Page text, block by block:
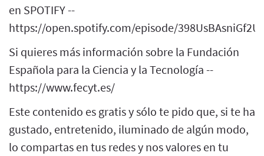
en SPOTIFY --
https://open.spotify.com/episode/
Si quieres más información sobre la Fundación
Española para la Ciencia y la Tecnología --
https://www.fecyt.es/
Este contenido es gratis y sólo te pido que, si te ha
gustado, entretenido, iluminado de algún modo,
lo compartas en tus redes y nos valores en tu